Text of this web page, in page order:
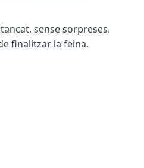
sense sorpreses.
finalitzar la feina.